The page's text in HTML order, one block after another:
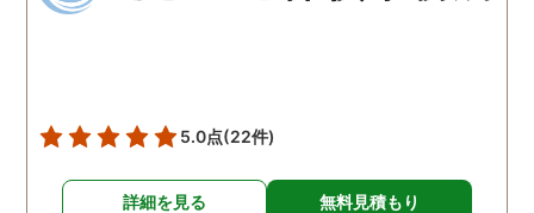
5.0点(22件)
詳細を見る 無料見積もり